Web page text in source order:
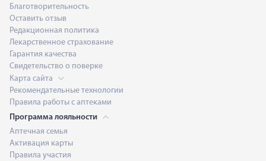
Благотворительность
Оставить отзыв
Редакционная политика
Лекарственное страхование
Гарантия качества
Свидетельство о поверке
Карта сайта
Рекомендательные технологии
Правила работы с аптеками
Программа лояльности
Аптечная семья
Активация карты
Правила участия